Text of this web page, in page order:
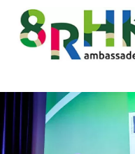
Doorgaan
naar
inhoud